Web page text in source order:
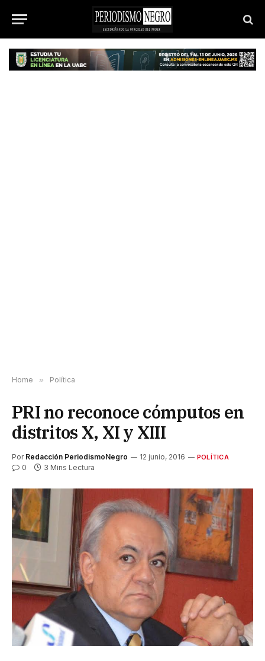
Home » Política
PRI no reconoce cómputos en
distritos X, XI y XIII
Por Redacción PeriodismoNegro 12 junio, 2016 POLÍTICA
0 3 Mins Lectura